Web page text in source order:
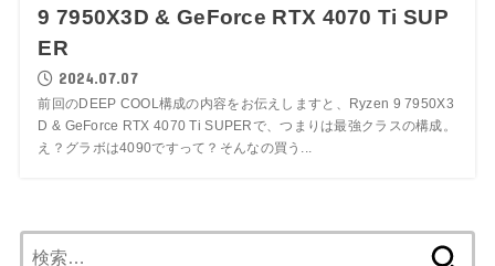
9 7950X3D & GeForce RTX 4070 Ti SUP
ER
2024.07.07
前回のDEEP COOL構成の内容をお伝えしますと、Ryzen 9 7950X3
D & GeForce RTX 4070 Ti SUPERで、つまりは最強クラスの構成。
え？グラボは4090ですって？そんなの買う...